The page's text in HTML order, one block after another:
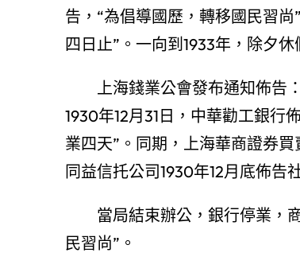
告，“為倡導國歷，轉移國民習
四日止”。一向到1933年，除夕休
上海錢業公會發布通知佈告
1930年12月31日，中華勸工銀行
業四天”。同期，上海華商證券
同益信托公司1930年12月底佈告
當局結束辦公，銀行停業，
民習尚”。